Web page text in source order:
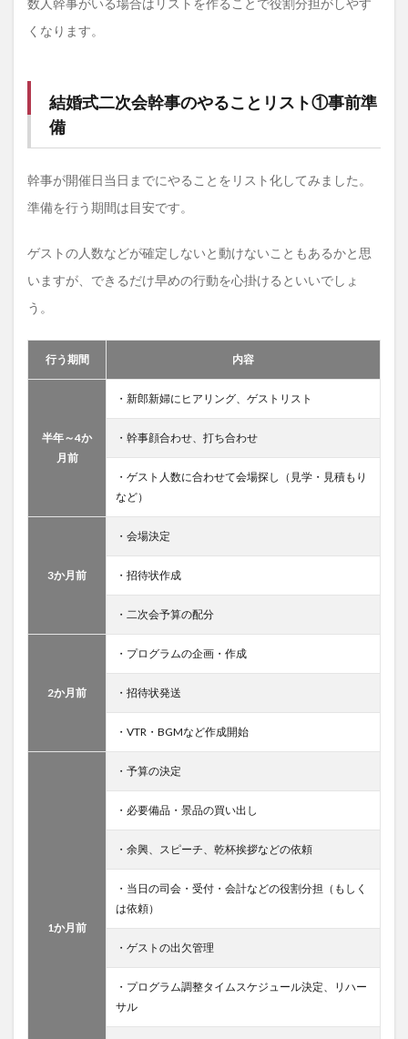
数人幹事がいる場合はリストを作ることで役割分担がしやす
くなります。
結婚式二次会幹事のやることリスト①事前準
備
幹事が開催日当日までにやることをリスト化してみました。
準備を行う期間は目安です。
ゲストの人数などが確定しないと動けないこともあるかと思
いますが、できるだけ早めの行動を心掛けるといいでしょ
う。
行う期間 内容
半年～4か
月前
・新郎新婦にヒアリング、ゲストリスト
・幹事顔合わせ、打ち合わせ
・ゲスト人数に合わせて会場探し（見学・見積もり
など）
3か月前
・会場決定
・招待状作成
・二次会予算の配分
2か月前
・プログラムの企画・作成
・招待状発送
・VTR・BGMなど作成開始
1か月前
・予算の決定
・必要備品・景品の買い出し
・余興、スピーチ、乾杯挨拶などの依頼
・当日の司会・受付・会計などの役割分担（もしく
は依頼）
・ゲストの出欠管理
・プログラム調整タイムスケジュール決定、リハー
サル